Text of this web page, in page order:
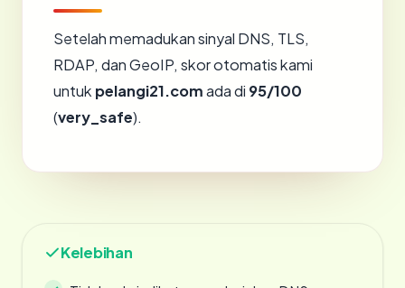
Setelah memadukan sinyal DNS, TLS,
RDAP, dan GeoIP, skor otomatis kami
untuk pelangi21.comada di 95/100
(very_safe).
Kelebihan